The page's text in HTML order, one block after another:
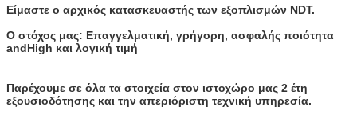
Είμαστε ο αρχικός κατασκευαστής των εξοπλισμών NDT.
Ο στόχος μας: Επαγγελματική, γρήγορη, ασφαλής ποιότητα
andHigh και λογική τιμή
Παρέχουμε σε όλα τα στοιχεία στον ιστοχώρο μας 2 έτη
εξουσιοδότησης και την απεριόριστη τεχνική υπηρεσία.